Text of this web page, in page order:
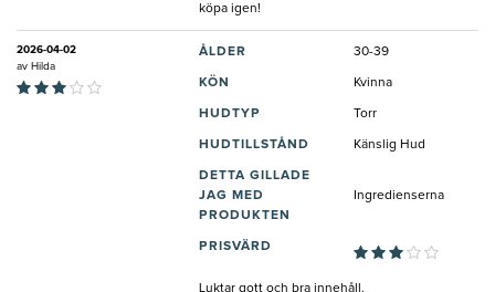
köpa igen!
2026-04-02
av Hilda
ÅLDER 30-39
KÖN Kvinna
HUDTYP Torr
HUDTILLSTÅND Känslig Hud
DETTA GILLADE
JAG MED
PRODUKTEN
Ingredienserna
PRISVÄRD
Luktar gott och bra innehåll.